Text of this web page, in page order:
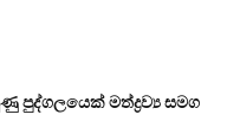
පුද්ගලයෙක් මත්ද්‍රව්‍ය සමග